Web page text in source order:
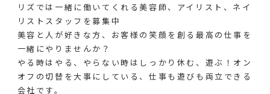
リズでは一緒に働いてくれる美容師、アイリスト、ネイ
リストスタッフを募集中
美容と人が好きな方、お客様の笑顔を創る最高の仕事を
一緒にやりませんか？
やる時はやる、やらない時はしっかり休む、遊ぶ！オン
オフの切替を大事にしている、仕事も遊びも両立できる
会社です。